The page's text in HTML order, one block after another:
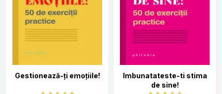
Gestionează-ți emoțiile!
Imbunatateste-ti stima
de sine!